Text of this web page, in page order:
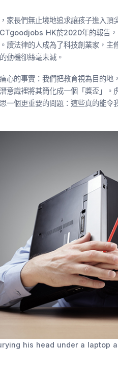
家長們無止境地追求讓孩子進入
HK於2020年的報告
讀法律的人成為了科技創業家，主
動機卻絲毫未減。
心的事實：我們把教育視為目的
意識裡將其簡化成一個「獎盃」
一個更重要的問題：這些真的能
his head under a laptop